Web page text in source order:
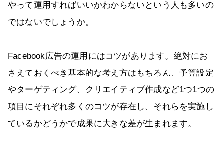
やって運用すればいいかわからないという人も多いの
ではないでしょうか。
Facebook広告の運用にはコツがあります。絶対にお
さえておくべき基本的な考え方はもちろん、予算設定
やターゲティング、クリエイティブ作成など1つ1つの
項目にそれぞれ多くのコツが存在し、それらを実施し
ているかどうかで成果に大きな差が生まれます。